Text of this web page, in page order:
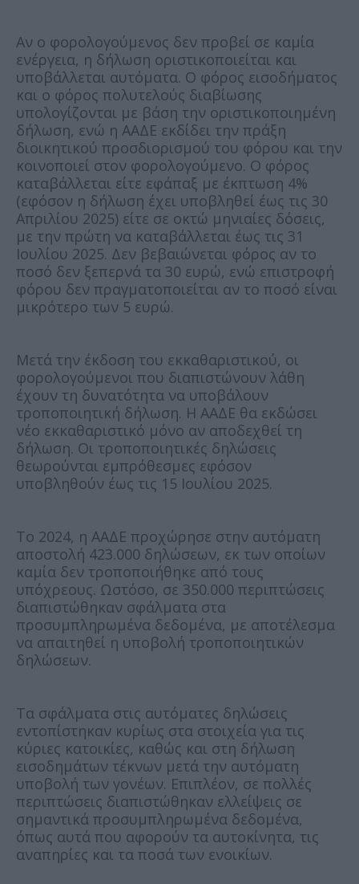
Αν ο φορολογούμενος δεν προβεί σε καμία
ενέργεια, η δήλωση οριστικοποιείται και
υποβάλλεται αυτόματα. Ο φόρος εισοδήματος
και ο φόρος πολυτελούς διαβίωσης
υπολογίζονται με βάση την οριστικοποιημένη
δήλωση, ενώ η ΑΑΔΕ εκδίδει την πράξη
διοικητικού προσδιορισμού του φόρου και την
κοινοποιεί στον φορολογούμενο. Ο φόρος
καταβάλλεται είτε εφάπαξ με έκπτωση 4%
(εφόσον η δήλωση έχει υποβληθεί έως τις 30
Απριλίου 2025) είτε σε οκτώ μηνιαίες δόσεις,
με την πρώτη να καταβάλλεται έως τις 31
Ιουλίου 2025. Δεν βεβαιώνεται φόρος αν το
ποσό δεν ξεπερνά τα 30 ευρώ, ενώ επιστροφή
φόρου δεν πραγματοποιείται αν το ποσό είναι
μικρότερο των 5 ευρώ.
Μετά την έκδοση του εκκαθαριστικού, οι
φορολογούμενοι που διαπιστώνουν λάθη
έχουν τη δυνατότητα να υποβάλουν
τροποποιητική δήλωση. Η ΑΑΔΕ θα εκδώσει
νέο εκκαθαριστικό μόνο αν αποδεχθεί τη
δήλωση. Οι τροποποιητικές δηλώσεις
θεωρούνται εμπρόθεσμες εφόσον
υποβληθούν έως τις 15 Ιουλίου 2025.
Το 2024, η ΑΑΔΕ προχώρησε στην αυτόματη
αποστολή 423.000 δηλώσεων, εκ των οποίων
καμία δεν τροποποιήθηκε από τους
υπόχρεους. Ωστόσο, σε 350.000 περιπτώσεις
διαπιστώθηκαν σφάλματα στα
προσυμπληρωμένα δεδομένα, με αποτέλεσμα
να απαιτηθεί η υποβολή τροποποιητικών
δηλώσεων.
Τα σφάλματα στις αυτόματες δηλώσεις
εντοπίστηκαν κυρίως στα στοιχεία για τις
κύριες κατοικίες, καθώς και στη δήλωση
εισοδημάτων τέκνων μετά την αυτόματη
υποβολή των γονέων. Επιπλέον, σε πολλές
περιπτώσεις διαπιστώθηκαν ελλείψεις σε
σημαντικά προσυμπληρωμένα δεδομένα,
όπως αυτά που αφορούν τα αυτοκίνητα, τις
αναπηρίες και τα ποσά των ενοικίων.